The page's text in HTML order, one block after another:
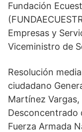
Fundación
Empresas y
Viceministro de
Resolución
ciudadano
Martínez
Desconcentrado
Fuerza Armada